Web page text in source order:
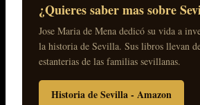
¿Quieres saber mas sobre
Jose Maria de Mena dedicó su vida a
la historia de Sevilla. Sus libros llevan
estanterias de las familias sevillanas.
Historia de Sevilla - Amazon